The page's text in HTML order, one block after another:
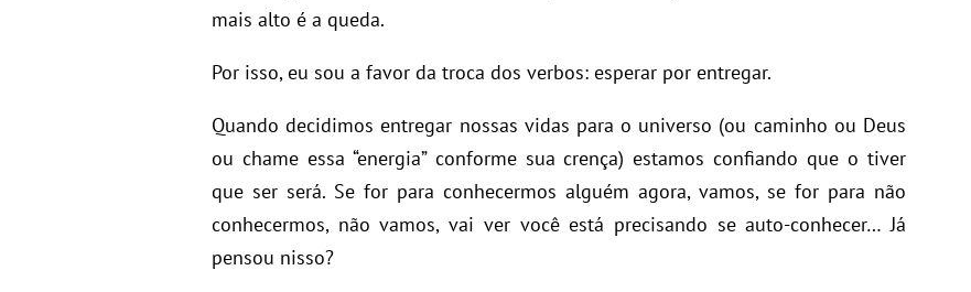
mais alto é a queda.
Por isso, eu sou a favor da troca dos verbos: esperar por entregar.
Quando decidimos entregar nossas vidas para o universo (ou caminho ou Deus
ou chame essa “energia” conforme sua crença) estamos confiando que o tiver
que ser será. Se for para conhecermos alguém agora, vamos, se for para não
conhecermos, não vamos, vai ver você está precisando se auto-conhecer… Já
pensou nisso?